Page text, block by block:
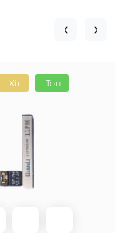
Хіт Топ